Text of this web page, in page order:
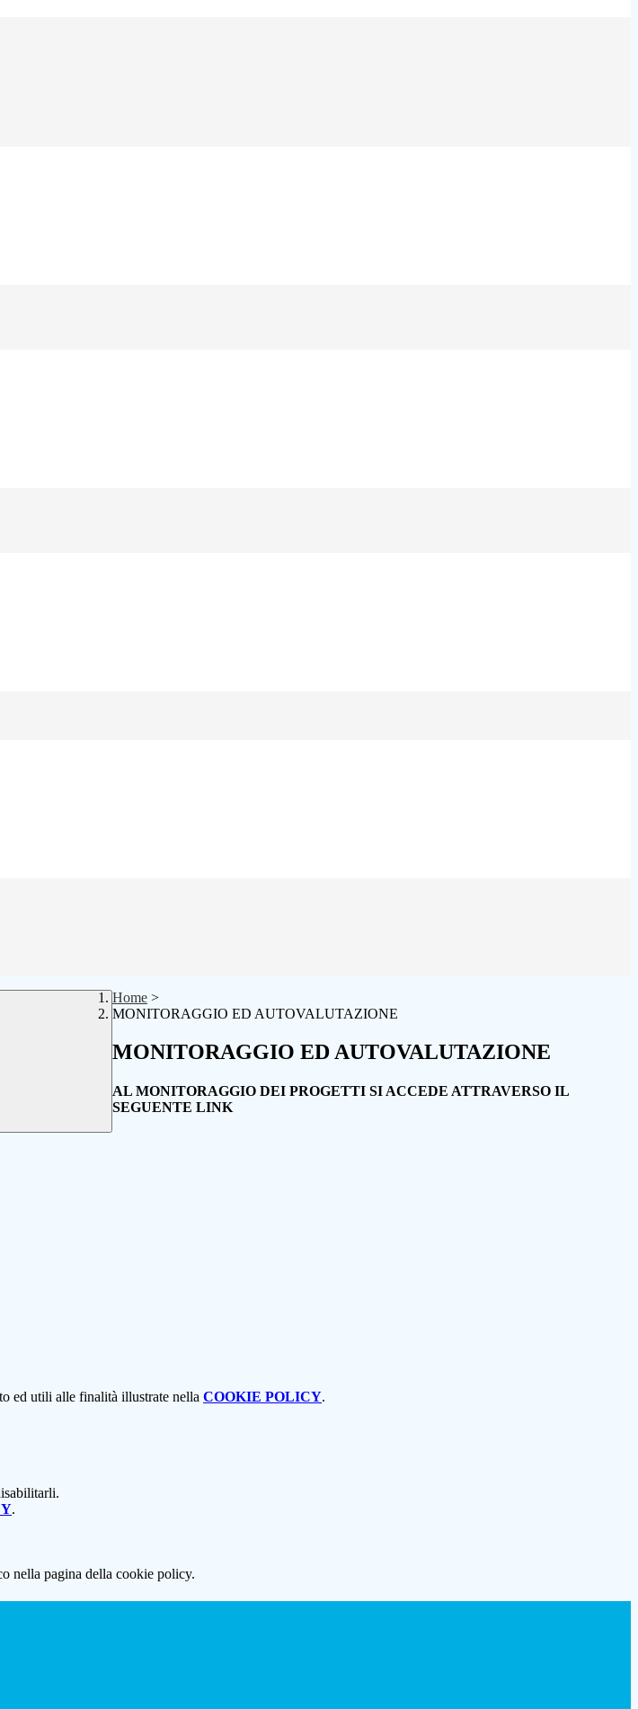
Home >
MONITORAGGIO ED AUTOVALUTAZIONE
MONITORAGGIO ED AUTOVALUTAZIONE
AL MONITORAGGIO DEI PROGETTI SI ACCEDE ATTRAVERSO IL
SEGUENTE LINK
ed utili alle finalità illustrate nella COOKIE POLICY.
.
nella pagina della cookie policy.